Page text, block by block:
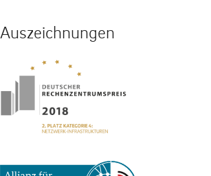
Auszeichnungen